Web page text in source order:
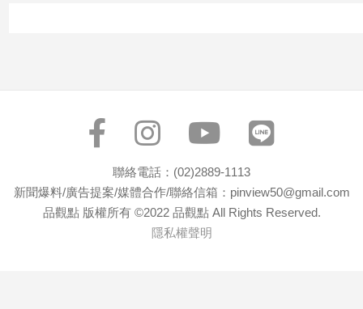
聯絡電話：(02)2889-1113
新聞爆料/廣告提案/媒體合作/聯絡信箱：pinview50@gmail.com
品觀點 版權所有 ©2022 品觀點 All Rights Reserved.
隱私權聲明